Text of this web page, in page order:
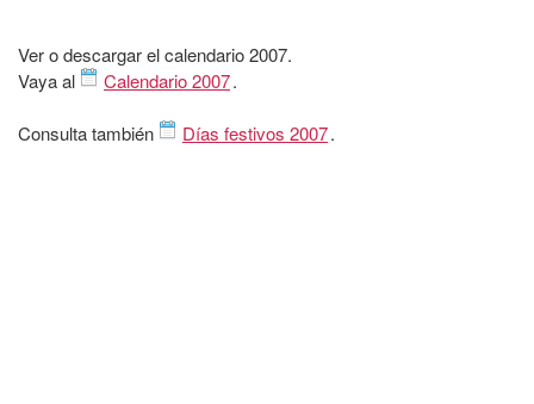
Ver o descargar el calendario 2007.
Vaya al
Calendario 2007.
Consulta también Días festivos 2007.